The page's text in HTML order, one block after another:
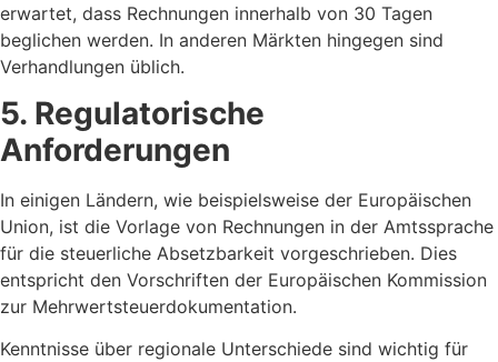
erwartet, dass Rechnungen innerhalb von 30 Tagen
beglichen werden. In anderen Märkten hingegen sind
Verhandlungen üblich.
5. Regulatorische
Anforderungen
In einigen Ländern, wie beispielsweise der Europäischen
Union, ist die Vorlage von Rechnungen in der Amtssprache
für die steuerliche Absetzbarkeit vorgeschrieben. Dies
entspricht den Vorschriften der Europäischen Kommission
zur Mehrwertsteuerdokumentation.
Kenntnisse über regionale Unterschiede sind wichtig für